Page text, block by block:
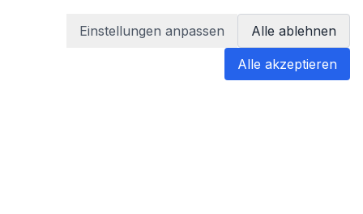
Einstellungen anpassen Alle ablehnen
Alle akzeptieren